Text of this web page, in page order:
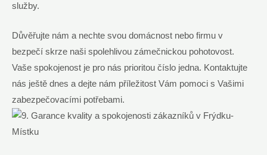
služby.
Důvěřujte nám a nechte svou domácnost nebo firmu v
bezpečí skrze naši spolehlivou zámečnickou pohotovost.
Vaše spokojenost je pro nás prioritou číslo jedna. Kontaktujte
nás ještě dnes a dejte nám příležitost Vám pomoci s Vašimi
zabezpečovacími potřebami.